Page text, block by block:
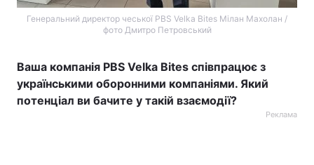
Генеральний директор чеської PBS Velka Bites Мілан Махолан /
фото Дмитро Петровський
Ваша компанія PBS Velka Bites співпрацює з
українськими оборонними компаніями. Який
потенціал ви бачите у такій взаємодії?
Реклама